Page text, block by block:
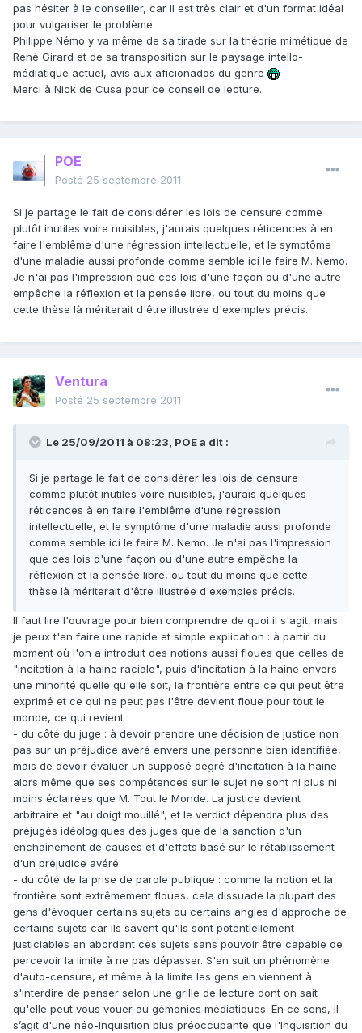
pas hésiter à le conseiller, car il est très clair et d'un format idéal
pour vulgariser le problème.
Philippe Némo y va même de sa tirade sur la théorie mimétique de
René Girard et de sa transposition sur le paysage intello-
médiatique actuel, avis aux aficionados du genre
Merci à Nick de Cusa pour ce conseil de lecture.
POE
Posté 25 septembre 2011
Si je partage le fait de considérer les lois de censure comme
plutôt inutiles voire nuisibles, j'aurais quelques réticences à en
faire l'emblême d'une régression intellectuelle, et le symptôme
d'une maladie aussi profonde comme semble ici le faire M. Nemo.
Je n'ai pas l'impression que ces lois d'une façon ou d'une autre
empêche la réflexion et la pensée libre, ou tout du moins que
cette thèse là mériterait d'être illustrée d'exemples précis.
Ventura
Posté 25 septembre 2011
Le 25/09/2011 à 08:23, POE a dit :
Si je partage le fait de considérer les lois de censure
comme plutôt inutiles voire nuisibles, j'aurais quelques
réticences à en faire l'emblême d'une régression
intellectuelle, et le symptôme d'une maladie aussi profonde
comme semble ici le faire M. Nemo. Je n'ai pas l'impression
que ces lois d'une façon ou d'une autre empêche la
réflexion et la pensée libre, ou tout du moins que cette
thèse là mériterait d'être illustrée d'exemples précis.
Il faut lire l'ouvrage pour bien comprendre de quoi il s'agit, mais
je peux t'en faire une rapide et simple explication : à partir du
moment où l'on a introduit des notions aussi floues que celles de
"incitation à la haine raciale", puis d'incitation à la haine envers
une minorité quelle qu'elle soit, la frontière entre ce qui peut être
exprimé et ce qui ne peut pas l'être devient floue pour tout le
monde, ce qui revient :
- du côté du juge : à devoir prendre une décision de justice non
pas sur un préjudice avéré envers une personne bien identifiée,
mais de devoir évaluer un supposé degré d'incitation à la haine
alors même que ses compétences sur le sujet ne sont ni plus ni
moins éclairées que M. Tout le Monde. La justice devient
arbitraire et "au doigt mouillé", et le verdict dépendra plus des
préjugés idéologiques des juges que de la sanction d'un
enchaînement de causes et d'effets basé sur le rétablissement
d'un préjudice avéré.
- du côté de la prise de parole publique : comme la notion et la
frontière sont extrêmement floues, cela dissuade la plupart des
gens d'évoquer certains sujets ou certains angles d'approche de
certains sujets car ils savent qu'ils sont potentiellement
justiciables en abordant ces sujets sans pouvoir être capable de
percevoir la limite à ne pas dépasser. S'en suit un phénomène
d'auto-censure, et même à la limite les gens en viennent à
s'interdire de penser selon une grille de lecture dont on sait
qu'elle peut vous vouer au gémonies médiatiques. En ce sens, il
s’agit d'une néo-Inquisition plus préoccupante que l'Inquisition du